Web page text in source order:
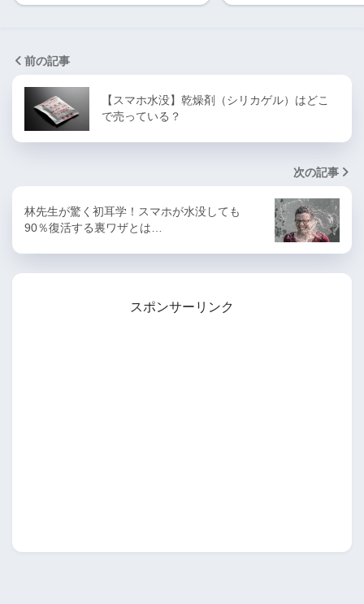
前の記事
【スマホ水没】乾燥剤（シリカゲル）はどこ
で売っている？
次の記事
林先生が驚く初耳学！スマホが水没しても
90％復活する裏ワザとは…
スポンサーリンク